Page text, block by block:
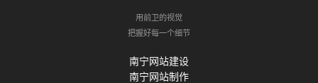
用前卫的视觉
把握好每一个细节
南宁网站建设
南宁网站制作